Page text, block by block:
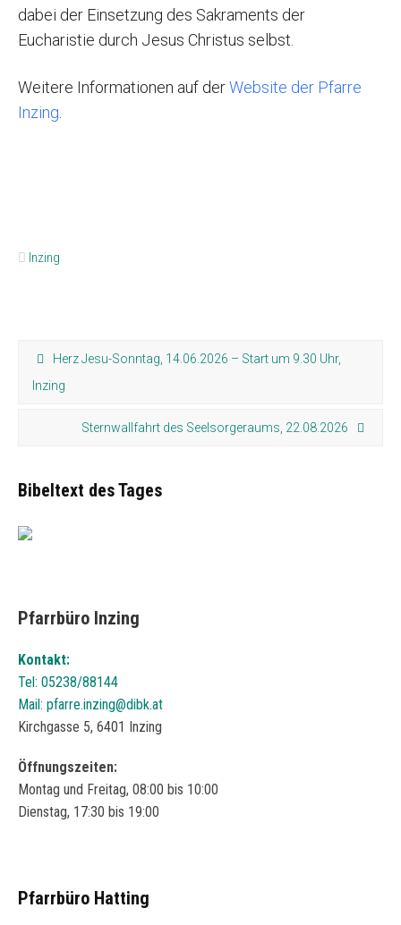
dabei der Einsetzung des Sakraments der
Eucharistie durch Jesus Christus selbst.
Weitere Informationen auf derWebsite der Pfarre
Inzing
Inzing
Herz Jesu-Sonntag, 14.06.2026 – Start um 9.30 Uhr,
Inzing
Sternwallfahrt des Seelsorgeraums, 22.08.2026
Bibeltext des Tages
Pfarrbüro Inzing
Kontakt:
Tel: 05238/88144
Mail: pfarre.inzing@dibk.at
Kirchgasse 5, 6401 Inzing
Öffnungszeiten:
Montag und Freitag, 08:00 bis 10:00
Dienstag, 17:30 bis 19:00
Pfarrbüro Hatting